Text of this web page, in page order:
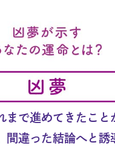
まで進めてきたこと
間違った結論へと誘